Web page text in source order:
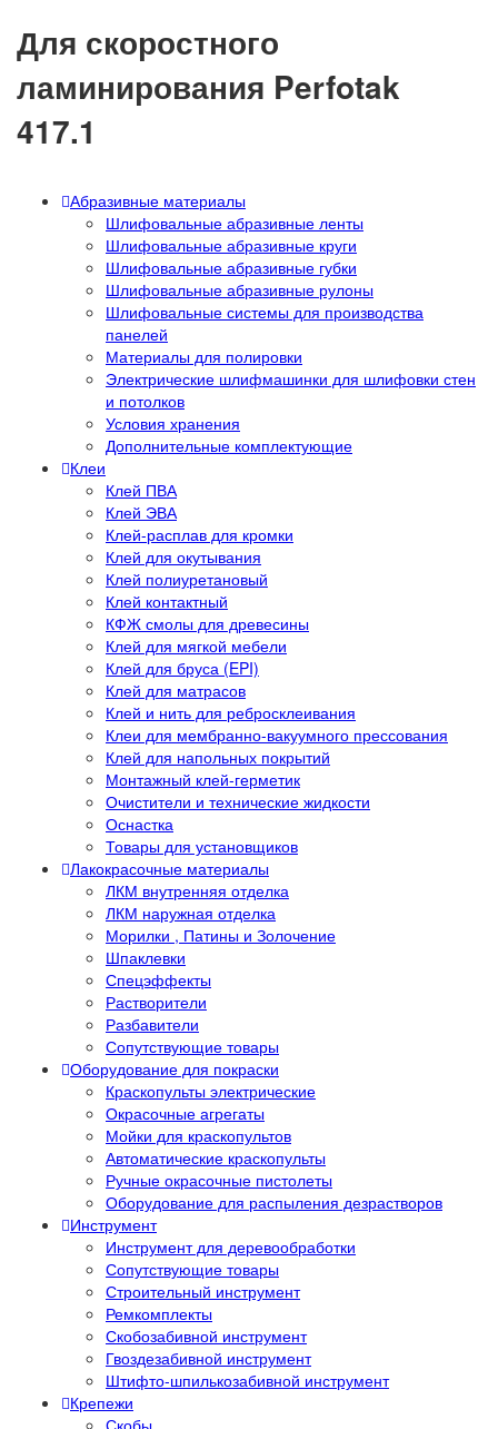
Для скоростного
ламинирования Perfotak
417.1
Абразивные материалы
Шлифовальные абразивные ленты
Шлифовальные абразивные круги
Шлифовальные абразивные губки
Шлифовальные абразивные рулоны
Шлифовальные системы для производства
панелей
Материалы для полировки
Электрические шлифмашинки для шлифовки стен
и потолков
Условия хранения
Дополнительные комплектующие
Клеи
Клей ПВА
Клей ЭВА
Клей-расплав для кромки
Клей для окутывания
Клей полиуретановый
Клей контактный
КФЖ смолы для древесины
Клей для мягкой мебели
Клей для бруса (EPI)
Клей для матрасов
Клей и нить для ребросклеивания
Клеи для мембранно-вакуумного прессования
Клей для напольных покрытий
Монтажный клей-герметик
Очистители и технические жидкости
Оснастка
Товары для установщиков
Лакокрасочные материалы
ЛКМ внутренняя отделка
ЛКМ наружная отделка
Морилки , Патины и Золочение
Шпаклевки
Спецэффекты
Растворители
Разбавители
Сопутствующие товары
Оборудование для покраски
Краскопульты электрические
Окрасочные агрегаты
Мойки для краскопультов
Автоматические краскопульты
Ручные окрасочные пистолеты
Оборудование для распыления дезрастворов
Инструмент
Инструмент для деревообработки
Сопутствующие товары
Строительный инструмент
Ремкомплекты
Скобозабивной инструмент
Гвоздезабивной инструмент
Штифто-шпилькозабивной инструмент
Крепежи